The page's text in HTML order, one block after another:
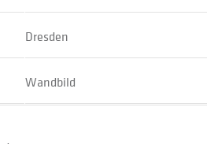
Dresden
Wandbild